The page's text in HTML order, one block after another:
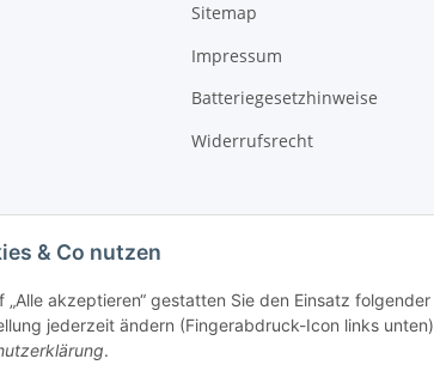
& Co nutzen
„Alle akzeptieren“ gestatten Sie den Einsatz
jederzeit ändern (Fingerabdruck-Icon links
.
Sitemap
Impressum
Batteriegesetzhinweise
Widerrufsrecht
USt., zzgl.